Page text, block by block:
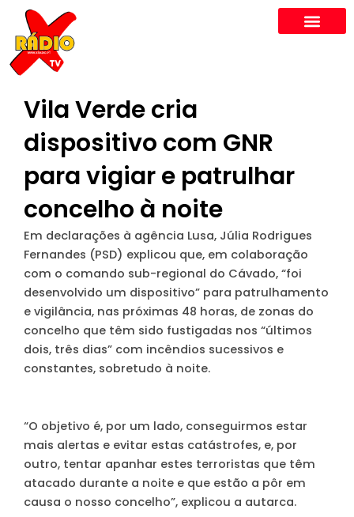
content
Vila Verde cria
dispositivo com GNR
para vigiar e patrulhar
concelho à noite
Em declarações à agência Lusa, Júlia Rodrigues
Fernandes (PSD) explicou que, em colaboração
com o comando sub-regional do Cávado, “foi
desenvolvido um dispositivo” para patrulhamento
e vigilância, nas próximas 48 horas, de zonas do
concelho que têm sido fustigadas nos “últimos
dois, três dias” com incêndios sucessivos e
constantes, sobretudo à noite.
“O objetivo é, por um lado, conseguirmos estar
mais alertas e evitar estas catástrofes, e, por
outro, tentar apanhar estes terroristas que têm
atacado durante a noite e que estão a pôr em
causa o nosso concelho”, explicou a autarca.